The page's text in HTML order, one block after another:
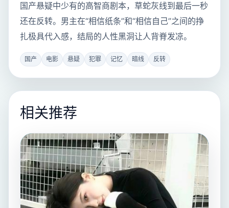
国产悬疑中少有的高智商剧本，草蛇灰线到最后一秒
还在反转。男主在“相信纸条”和“相信自己”之间的挣
扎极具代入感，结局的人性黑洞让人背脊发凉。
国产 电影 悬疑 犯罪 记忆 暗线 反转
相关推荐